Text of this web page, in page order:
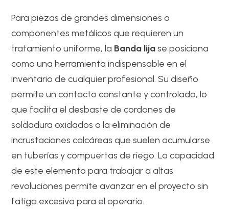
Para piezas de grandes dimensiones o
componentes metálicos que requieren un
tratamiento uniforme, la Banda lijase posiciona
como una herramienta indispensable en el
inventario de cualquier profesional. Su diseño
permite un contacto constante y controlado, lo
que facilita el desbaste de cordones de
soldadura oxidados o la eliminación de
incrustaciones calcáreas que suelen acumularse
en tuberías y compuertas de riego. La capacidad
de este elemento para trabajar a altas
revoluciones permite avanzar en el proyecto sin
fatiga excesiva para el operario.